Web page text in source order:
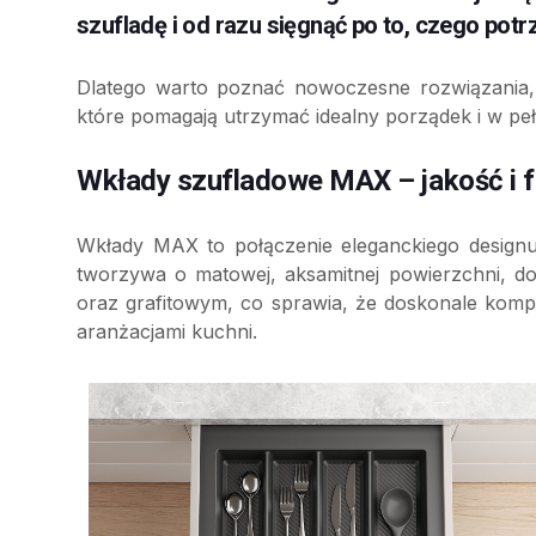
szufladę i od razu sięgnąć po to, czego
Dlatego warto poznać nowoczesne
które pomagają utrzymać idealny porządek i w
Wkłady szufladowe MAX – jakość i
Wkłady MAX to połączenie eleganckiego
tworzywa o matowej, aksamitnej powierzchni,
oraz grafitowym, co sprawia, że doskonale
aranżacjami kuchni.